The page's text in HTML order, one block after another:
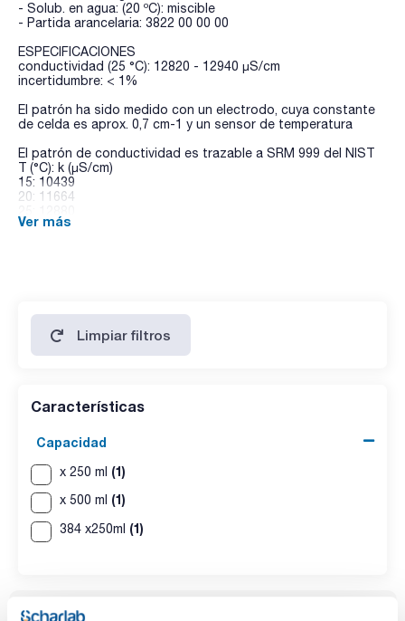
- Solub. en agua: (20 ºC): miscible
- Partida arancelaria: 3822 00 00 00
ESPECIFICACIONES
conductividad (25 °C): 12820 - 12940 µS/cm
incertidumbre: < 1%
El patrón ha sido medido con un electrodo, cuya constante
de celda es aprox. 0,7 cm-1 y un sensor de temperatura
El patrón de conductividad es trazable a SRM 999 del NIST
T (°C): k (µS/cm)
15: 10439
20: 11664
30: 14112
Ver más
Limpiar filtros
Características
Capacidad
x 250 ml (1)
x 500 ml (1)
384 x250ml (1)